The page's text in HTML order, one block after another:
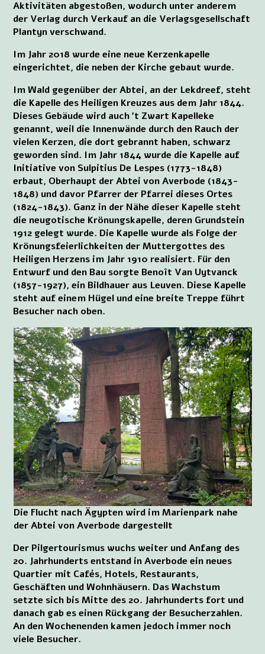
Aktivitäten abgestoßen, wodurch unter anderem
der Verlag durch Verkauf an die Verlagsgesellschaft
Plantyn verschwand.
Im Jahr 2018 wurde eine neue Kerzenkapelle
eingerichtet, die neben der Kirche gebaut wurde.
Im Wald gegenüber der Abtei, an der Lekdreef, steht
die Kapelle des Heiligen Kreuzes aus dem Jahr 1844.
Dieses Gebäude wird auch ’t Zwart Kapelleke
genannt, weil die Innenwände durch den Rauch der
vielen Kerzen, die dort gebrannt haben, schwarz
geworden sind. Im Jahr 1844 wurde die Kapelle auf
Initiative von Sulpitius De Lespes (1773-1848)
erbaut, Oberhaupt der Abtei von Averbode (1843-
1848) und davor Pfarrer der Pfarrei dieses Ortes
(1824-1843). Ganz in der Nähe dieser Kapelle steht
die neugotische Krönungskapelle, deren Grundstein
1912 gelegt wurde. Die Kapelle wurde als Folge der
Krönungsfeierlichkeiten der Muttergottes des
Heiligen Herzens im Jahr 1910 realisiert. Für den
Entwurf und den Bau sorgte Benoît Van Uytvanck
(1857-1927), ein Bildhauer aus Leuven. Diese Kapelle
steht auf einem Hügel und eine breite Treppe führt
Besucher nach oben.
Die Flucht nach Ägypten wird im Marienpark nahe
der Abtei von Averbode dargestellt
Der Pilgertourismus wuchs weiter und Anfang des
20. Jahrhunderts entstand in Averbode ein neues
Quartier mit Cafés, Hotels, Restaurants,
Geschäften und Wohnhäusern. Das Wachstum
setzte sich bis Mitte des 20. Jahrhunderts fort und
danach gab es einen Rückgang der Besucherzahlen.
An den Wochenenden kamen jedoch immer noch
viele Besucher.